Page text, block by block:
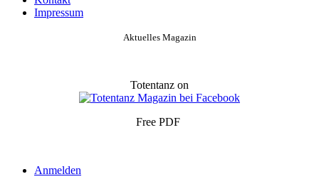
Impressum
Aktuelles Magazin
Totentanz on
Free PDF
Anmelden